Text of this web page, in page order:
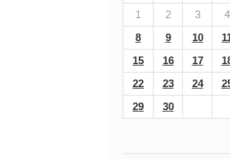
1 2 3 4
8
9 10
15
16 17
22
23 24
29
30